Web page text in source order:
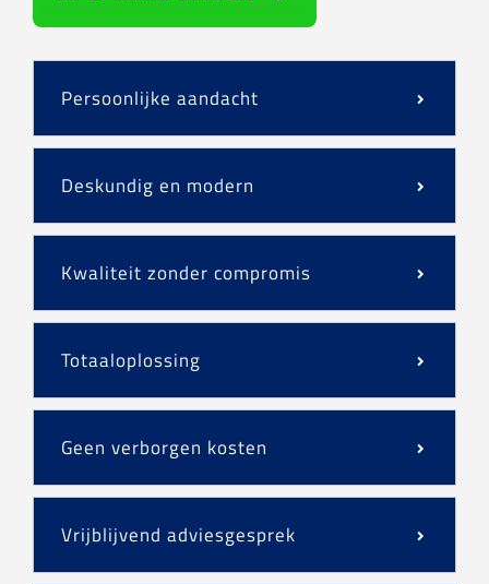
Persoonlijke aandacht
Deskundig en modern
Kwaliteit zonder compromis
Totaaloplossing
Geen verborgen kosten
Vrijblijvend adviesgesprek